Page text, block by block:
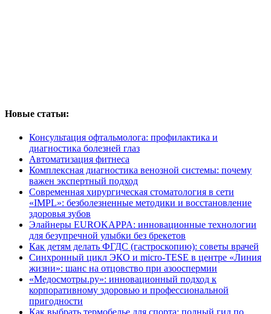
Новые статьи:
Консультация офтальмолога: профилактика и
диагностика болезней глаз
Автоматизация фитнеса
Комплексная диагностика венозной системы: почему
важен экспертный подход
Современная хирургическая стоматология в сети
«IMPL»: безболезненные методики и восстановление
здоровья зубов
Элайнеры EUROKAPPA: инновационные технологии
для безупречной улыбки без брекетов
Как детям делать ФГДС (гастроскопию): советы врачей
Синхронный цикл ЭКО и micro-TESE в центре «Линия
жизни»: шанс на отцовство при азооспермии
«Медосмотры.ру»: инновационный подход к
корпоративному здоровью и профессиональной
пригодности
Как выбрать термобелье для спорта: полный гид по